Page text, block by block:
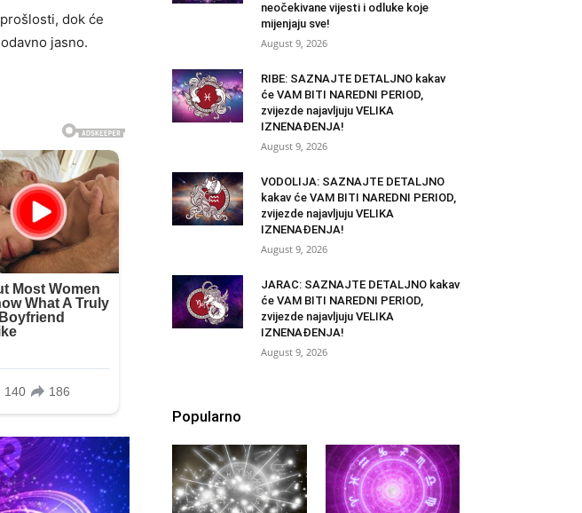
dok će
jasno.
neočekivane vijesti i odluke koje
mijenjaju sve!
August 9, 2026
RIBE: SAZNAJTE DETALJNO kakav
će VAM BITI NAREDNI PERIOD,
zvijezde najavljuju VELIKA
IZNENAĐENJA!
August 9, 2026
VODOLIJA: SAZNAJTE DETALJNO
kakav će VAM BITI NAREDNI PERIOD,
zvijezde najavljuju VELIKA
IZNENAĐENJA!
August 9, 2026
JARAC: SAZNAJTE DETALJNO kakav
će VAM BITI NAREDNI PERIOD,
zvijezde najavljuju VELIKA
IZNENAĐENJA!
August 9, 2026
Popularno